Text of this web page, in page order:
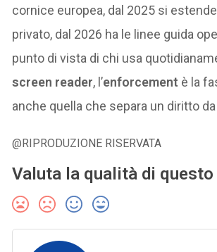
cornice europea, dal 2025 si
privato, dal 2026 ha le linee guida
punto di vista di chi usa
screen reader, l’enforcement è la
anche quella che separa un diritto da
@RIPRODUZIONE RISERVATA
Valuta la qualità di